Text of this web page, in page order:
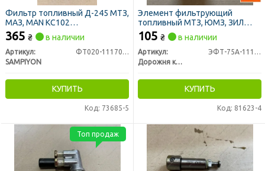
Фильтр топливный Д-245 МТЗ,
МАЗ, MAN KC102
(закручивающийся) (пр-во
SAMPIYON)
365 ₴ в наличии
Артикул:
ФТ020-1117010 (CS 1438 M)
SAMPIYON
КУПИТЬ
Код: 73685-5
Элемент фильтрующий
топливный МТЗ, ЮМЗ, ЗИЛ
5301 Т-40 тонкой очистки
метал. (ДК)
105 ₴ в наличии
Артикул:
ЭФТ-75А-1117040
Дорожня карта
КУПИТЬ
Код: 81623-4
Топ продаж